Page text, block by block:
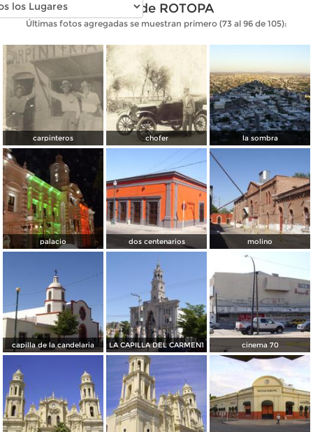
Fotos de ROTOPA
Últimas fotos agregadas se muestran primero (73 al 96 de 105):
carpinteros chofer la sombra
palacio dos centenarios molino
capilla de la candelaria LA CAPILLA DEL CARMEN1 cinema 70